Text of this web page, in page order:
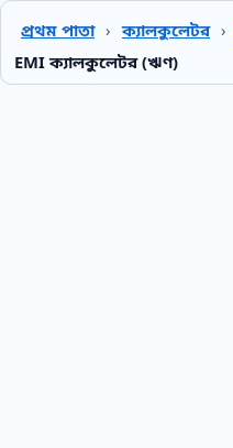
প্রথম পাতা › ক্যালকুলেটর ›
EMI ক্যালকুলেটর (ঋণ)